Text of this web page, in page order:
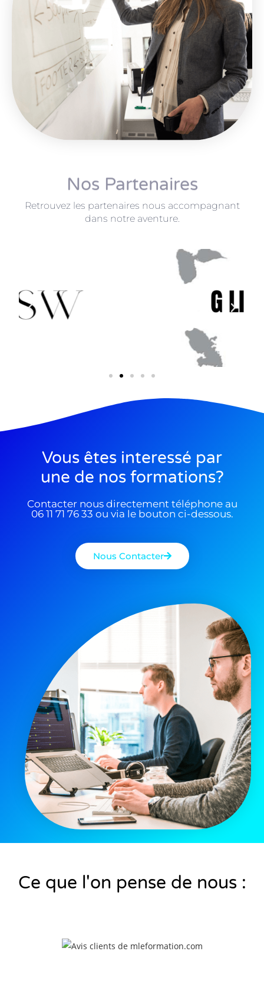
Nos Partenaires
Retrouvez les partenaires nous accompagnant
dans notre aventure.
Vous êtes interessé par
une de nos formations?
Contacter nous directement téléphone au
06 11 71 76 33 ou via le bouton ci-dessous.
Nous Contacter
Ce que l'on pense de nous :